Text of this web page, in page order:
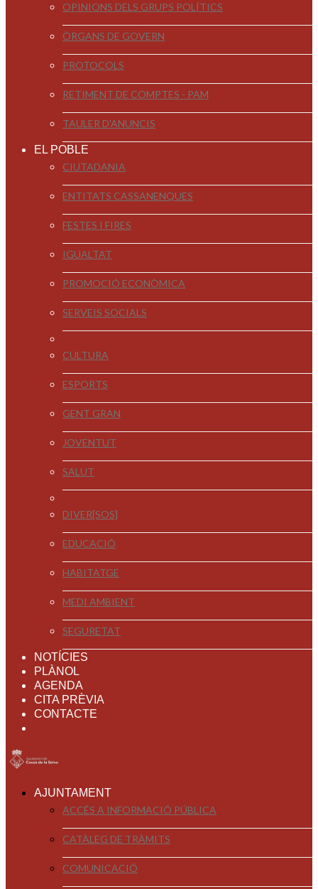
OPINIONS DELS GRUPS POLÍTICS
ÒRGANS DE GOVERN
PROTOCOLS
RETIMENT DE COMPTES - PAM
TAULER D'ANUNCIS
EL POBLE
CIUTADANIA
ENTITATS CASSANENQUES
FESTES I FIRES
IGUALTAT
PROMOCIÓ ECONÒMICA
SERVEIS SOCIALS
CULTURA
ESPORTS
GENT GRAN
JOVENTUT
SALUT
DIVER[SOS]
EDUCACIÓ
HABITATGE
MEDI AMBIENT
SEGURETAT
NOTÍCIES
PLÀNOL
AGENDA
CITA PRÈVIA
CONTACTE
AJUNTAMENT
ACCÉS A INFORMACIÓ PÚBLICA
CATÀLEG DE TRÀMITS
COMUNICACIÓ